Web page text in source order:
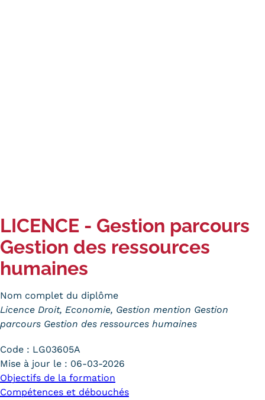
Formulaire de contact
Formations
OFFRE EN BFC
OFFRE NATIONALE
Catalogue national
Équivalences, passerelles et
LICENCE - Gestion parcours
Gestion des ressources
humaines
Nom complet du diplôme
Licence Droit, Economie, Gestion mention Gestion
parcours Gestion des ressources humaines
Code : LG03605A
Mise à jour le : 06-03-2026
Objectifs de la formation
Compétences et débouchés